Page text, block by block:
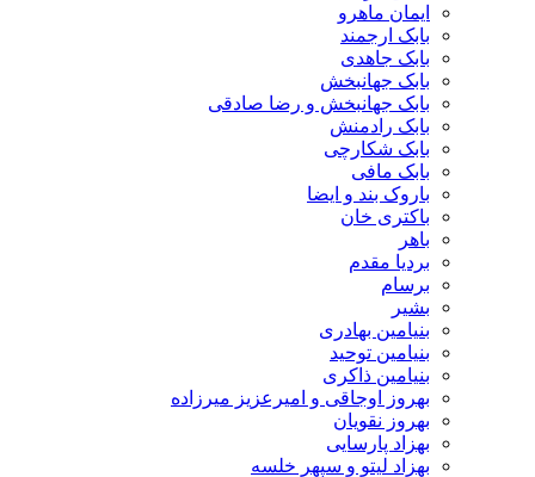
ایمان ماهرو
بابک ارجمند
بابک جاهدی
بابک جهانبخش
بابک جهانبخش و رضا صادقی
بابک رادمنش
بابک شکارچی
بابک مافی
باروک بند و ایضا
باکتری خان
بردیا مقدم
بنیامین بهادری
بنیامین توحید
بنیامین ذاکری
بهروز اوجاقی و امیرعزیز میرزاده
بهروز نقویان
بهزاد پارسایی
بهزاد لیتو و سپهر خلسه